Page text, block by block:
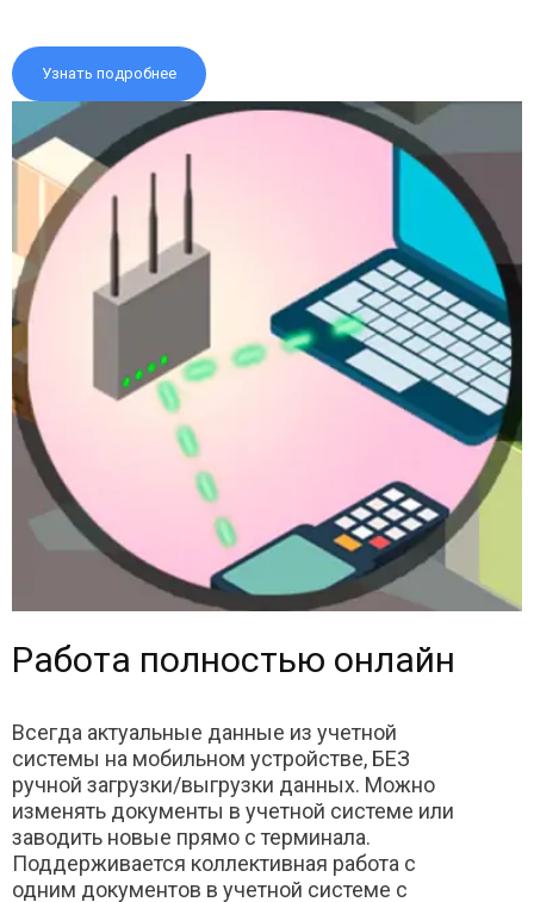
Узнать подробнее
Работа полностью онлайн
Всегда актуальные данные из учетной
системы на мобильном устройстве, БЕЗ
ручной загрузки/выгрузки данных. Можно
изменять документы в учетной системе или
заводить новые прямо с терминала.
Поддерживается коллективная работа с
одним документов в учетной системе с